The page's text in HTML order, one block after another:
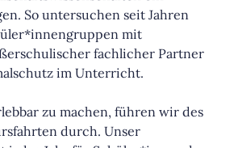
So untersuchen seit Jahren
mit
fachlicher Partner
im Unterricht.
zu machen, führen wir des
durch. Unser